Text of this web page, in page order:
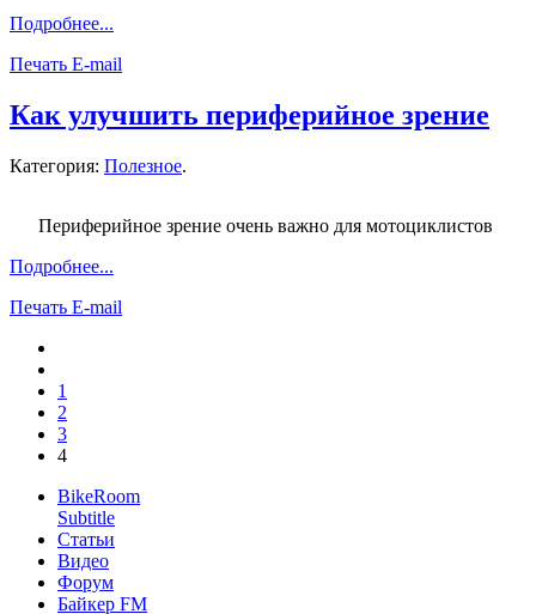
Подробнее...
Печать E-mail
Как улучшить периферийное зрение
Категория: Полезное.
Периферийное зрение очень важно для мотоциклистов
Подробнее...
Печать E-mail
1
2
3
4
BikeRoom
Subtitle
Статьи
Видео
Форум
Байкер FM